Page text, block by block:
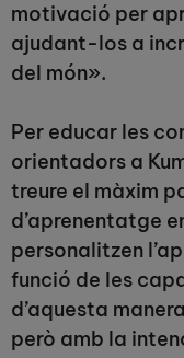
motivació per
ajudant-los a
del món».
Per educar les
orientadors a
treure el màxim
d’aprenentatge
personalitzen
funció de les
d’aquesta
però amb la